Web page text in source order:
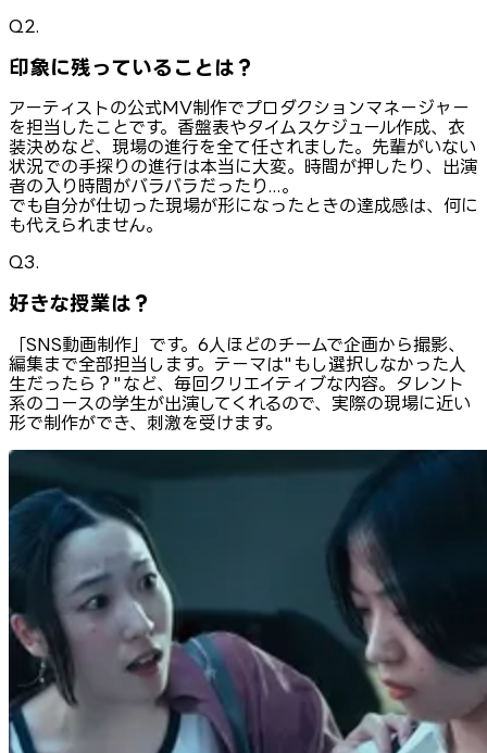
Q2.
印象に残っていることは？
アーティストの公式MV制作でプロダクションマネージャー
を担当したことです。香盤表やタイムスケジュール作成、衣
装決めなど、現場の進行を全て任されました。先輩がいない
状況での手探りの進行は本当に大変。時間が押したり、出演
者の入り時間がバラバラだったり...。
でも自分が仕切った現場が形になったときの達成感は、何に
も代えられません。
Q3.
好きな授業は？
「SNS動画制作」です。6人ほどのチームで企画から撮影、
編集まで全部担当します。テーマは"もし選択しなかった人
生だったら？"など、毎回クリエイティブな内容。タレント
系のコースの学生が出演してくれるので、実際の現場に近い
形で制作ができ、刺激を受けます。